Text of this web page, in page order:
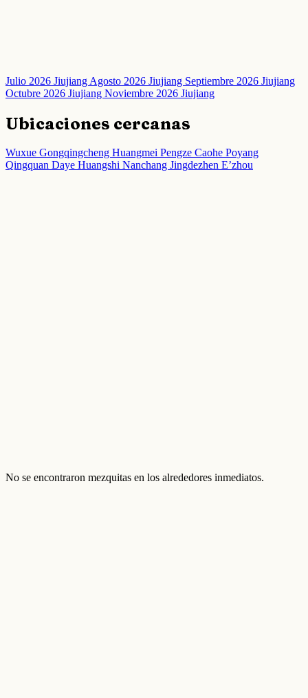
Julio 2026 Jiujiang Agosto 2026 Jiujiang Septiembre 2026 Jiujiang
Octubre 2026 Jiujiang Noviembre 2026 Jiujiang
Ubicaciones cercanas
Wuxue Gongqingcheng Huangmei Pengze Caohe Poyang
Qingquan Daye Huangshi Nanchang Jingdezhen E’zhou
No se encontraron mezquitas en los alrededores inmediatos.